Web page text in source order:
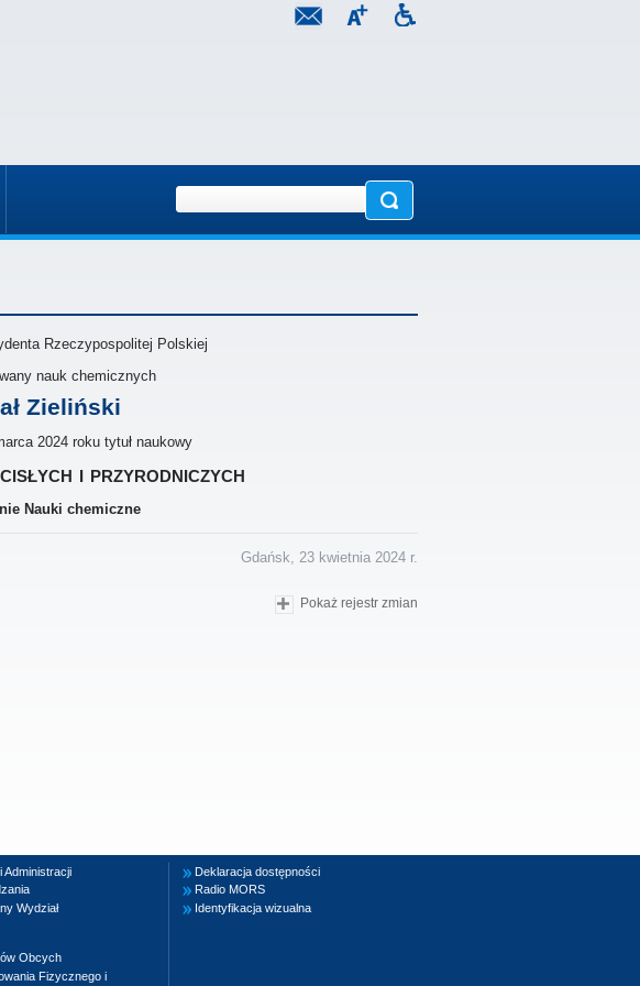
Rzeczypospolitej Polskiej
nauk chemicznych
Zieliński
2024 roku tytuł naukowy
i przyrodniczych
Nauki chemiczne
Gdańsk, 23 kwietnia 2024 r.
Pokaż rejestr zmian
Administracji
Wydział
Obcych
Fizycznego i
Deklaracja dostępności
Radio MORS
Identyfikacja wizualna